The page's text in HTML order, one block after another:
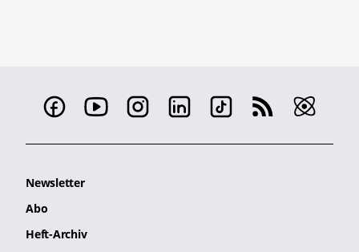
Newsletter
Abo
Heft-Archiv